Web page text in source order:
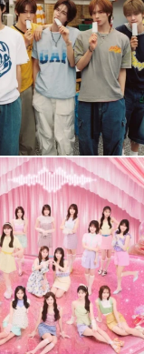
8月 4
6 0
musicjapantv
💡8月特番放送決定！
...
8月 4
2 0